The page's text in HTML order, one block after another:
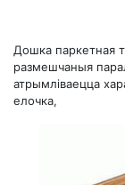
Дошка паркетная
размешчаныя
атрымліваецца
елочка,